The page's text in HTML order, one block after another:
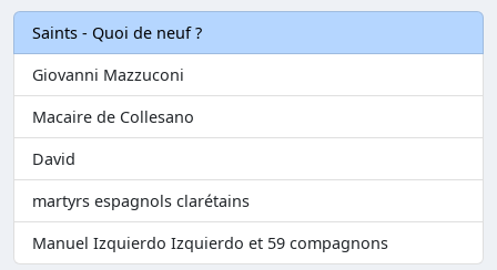
Saints - Quoi de neuf ?
Giovanni Mazzuconi
Macaire de Collesano
David
martyrs espagnols clarétains
Manuel Izquierdo Izquierdo et 59 compagnons